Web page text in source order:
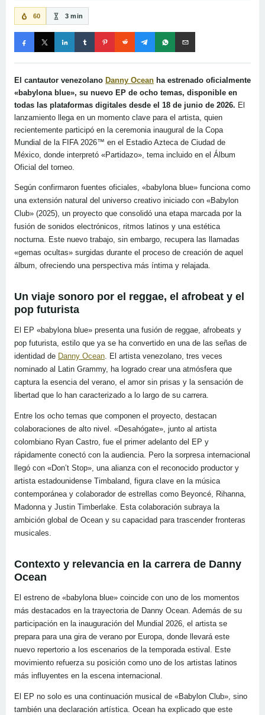
60 3 min
El cantautor venezolano Danny Ocean ha estrenado oficialmente
«babylona blue», su nuevo EP de ocho temas, disponible en
todas las plataformas digitales desde el 18 de junio de 2026. El
lanzamiento llega en un momento clave para el artista, quien
recientemente participó en la ceremonia inaugural de la Copa
Mundial de la FIFA 2026™ en el Estadio Azteca de Ciudad de
México, donde interpretó «Partidazo», tema incluido en el Álbum
Oficial del torneo.
Según confirmaron fuentes oficiales, «babylona blue» funciona como
una extensión natural del universo creativo iniciado con «Babylon
Club» (2025), un proyecto que consolidó una etapa marcada por la
fusión de sonidos electrónicos, ritmos latinos y una estética
nocturna. Este nuevo trabajo, sin embargo, recupera las llamadas
«gemas ocultas» surgidas durante el proceso de creación de aquel
álbum, ofreciendo una perspectiva más íntima y relajada.
Un viaje sonoro por el reggae, el afrobeat y el
pop futurista
El EP «babylona blue» presenta una fusión de reggae, afrobeats y
pop futurista, estilo que ya se ha convertido en una de las señas de
identidad de Danny Ocean. El artista venezolano, tres veces
nominado al Latin Grammy, ha logrado crear una atmósfera que
captura la esencia del verano, el amor sin prisas y la sensación de
libertad que lo han caracterizado a lo largo de su carrera.
Entre los ocho temas que componen el proyecto, destacan
colaboraciones de alto nivel. «Desahógate», junto al artista
colombiano Ryan Castro, fue el primer adelanto del EP y
rápidamente conectó con la audiencia. Pero la sorpresa internacional
llegó con «Don’t Stop», una alianza con el reconocido productor y
artista estadounidense Timbaland, figura clave en la música
contemporánea y colaborador de estrellas como Beyoncé, Rihanna,
Madonna y Justin Timberlake. Esta colaboración subraya la
ambición global de Ocean y su capacidad para trascender fronteras
musicales.
Contexto y relevancia en la carrera de Danny
Ocean
El estreno de «babylona blue» coincide con uno de los momentos
más destacados en la trayectoria de Danny Ocean. Además de su
participación en la inauguración del Mundial 2026, el artista se
prepara para una gira de verano por Europa, donde llevará este
nuevo repertorio a los escenarios de la temporada estival. Este
movimiento refuerza su posición como uno de los artistas latinos
más influyentes en la escena internacional.
El EP no solo es una continuación musical de «Babylon Club», sino
también una declaración artística. Ocean ha explicado que este